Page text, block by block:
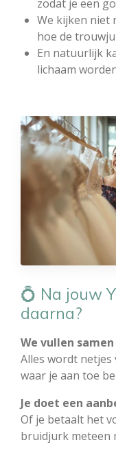
zodat je een
We kijken niet
hoe de
En natuurlijk
lichaam
💍 Na jouw
daarna?
We vullen
Alles wordt netjes
waar je aan toe
Je doet een
Of je betaalt het
bruidjurk meteen